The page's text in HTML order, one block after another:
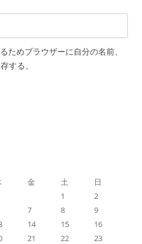
ためブラウザーに自分の名前、
する。
金 土
日
1
2
7 8
9
14 15
16
21 22
23